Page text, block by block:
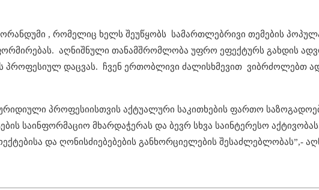
, რომელიც ხელს შეუწყობს სამართლებრივი თემების
აღნიშნული თანამშრომლობა უფრო ეფექტურს გახდის
პროფესიულ დაცვას. ჩვენ ერთობლივი ძალისხმევით ვიბრძოლებთ
პროფესიისთვის აქტუალური საკითხების ფართო
საინფორმაციო მხარდაჭერას და ბევრ სხვა საინტერესო
და ღონისძიებებების განხორციელების შესაძლებლობას”,-